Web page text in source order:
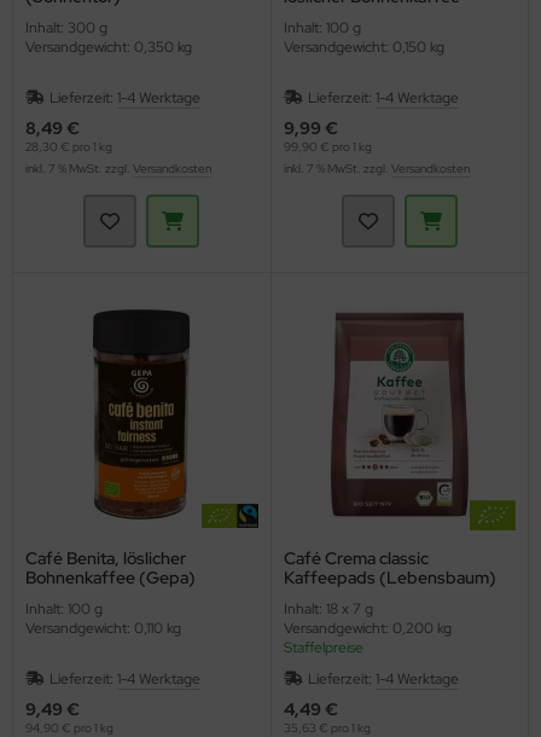
Inhalt: 300 g
Versandgewicht: 0,350 kg
Lieferzeit: 1-4 Werktage
8,49 €
28,30 € pro 1 kg
inkl. 7 % MwSt. zzgl. Versandkosten
Inhalt: 100 g
Versandgewicht: 0,150 kg
Lieferzeit: 1-4 Werktage
9,99 €
99,90 € pro 1 kg
inkl. 7 % MwSt. zzgl. Versandkosten
Café Benita, löslicher
Bohnenkaffee (Gepa)
Inhalt: 100 g
Versandgewicht: 0,110 kg
Lieferzeit: 1-4 Werktage
9,49 €
94,90 € pro 1 kg
Café Crema classic
Kaffeepads (Lebensbaum)
Inhalt: 18 x 7 g
Versandgewicht: 0,200 kg
Staffelpreise
Lieferzeit: 1-4 Werktage
4,49 €
35,63 € pro 1 kg